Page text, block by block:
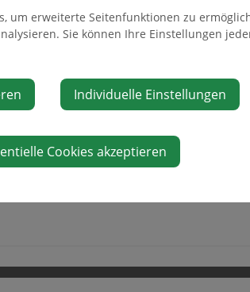
Plenkerstraße 8a
3340 Waidhofen/Ybbs
um erweiterte Seitenfunktionen zu
Sie können Ihre Einstellungen
Individuelle Einstellungen
Cookies akzeptieren